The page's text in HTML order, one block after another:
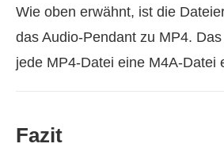
Wie oben erwähnt, ist die
das Audio-Pendant zu MP4.
jede MP4-Datei eine M4A-Datei
Fazit